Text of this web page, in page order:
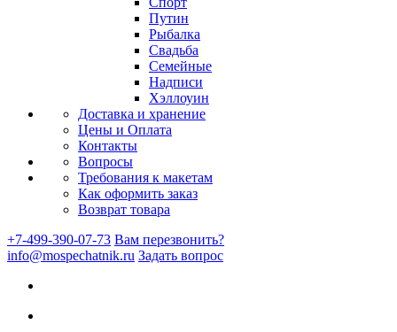
Путин
Рыбалка
Свадьба
Семейные
Надписи
Хэллоуин
Доставка и хранение
Цены и Оплата
Контакты
Вопросы
Требования к макетам
Как оформить заказ
Возврат товара
+7-499-390-07-73 Вам перезвонить?
info@mospechatnik.ru Задать вопрос